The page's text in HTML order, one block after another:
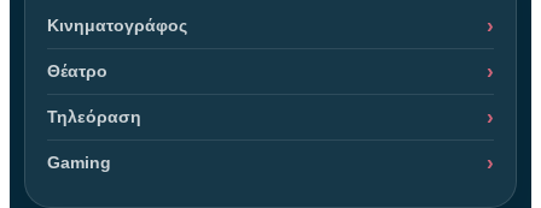
Κινηματογράφος
Θέατρο
Τηλεόραση
Gaming